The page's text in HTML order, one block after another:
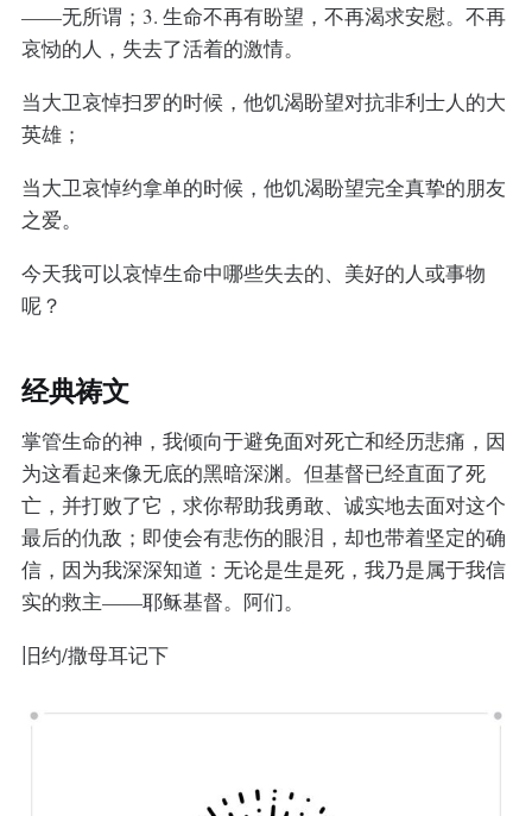
——无所谓；3. 生命不再有盼望，不再渴求安慰。不再
哀恸的人，失去了活着的激情。
当大卫哀悼扫罗的时候，他饥渴盼望对抗非利士人的大
英雄；
当大卫哀悼约拿单的时候，他饥渴盼望完全真挚的朋友
之爱。
今天我可以哀悼生命中哪些失去的、美好的人或事物
呢？
经典祷文
掌管生命的神，我倾向于避免面对死亡和经历悲痛，因
为这看起来像无底的黑暗深渊。但基督已经直面了死
亡，并打败了它，求你帮助我勇敢、诚实地去面对这个
最后的仇敌；即使会有悲伤的眼泪，却也带着坚定的确
信，因为我深深知道：无论是生是死，我乃是属于我信
实的救主——耶稣基督。阿们。
旧约/撒母耳记下